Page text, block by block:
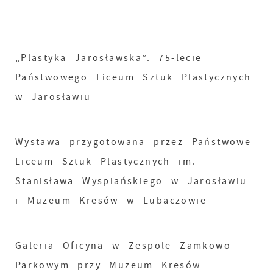
„Plastyka Jarosławska”. 75-lecie
Państwowego Liceum Sztuk Plastycznych
w Jarosławiu
Wystawa przygotowana przez Państwowe
Liceum Sztuk Plastycznych im.
Stanisława Wyspiańskiego w Jarosławiu
i Muzeum Kresów w Lubaczowie
Galeria Oficyna w Zespole Zamkowo-
Parkowym przy Muzeum Kresów